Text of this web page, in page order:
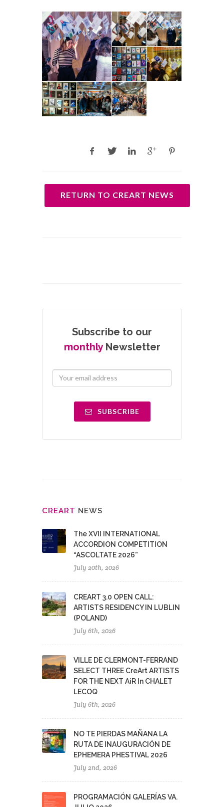
RETURN TO CREART NEWS
Subscribe to our
monthlyNewsletter
SUBSCRIBE
CREART NEWS
The XVII INTERNATIONAL
ACCORDION COMPETITION
“ASCOLTATE 2026”
July 20th, 2026
CREART 3.0 OPEN CALL:
ARTISTS RESIDENCY IN LUBLIN
(POLAND)
July 6th, 2026
VILLE DE CLERMONT-FERRAND
SELECT THREE CreArt ARTISTS
FOR THE NEXT AiR In CHALET
LECOQ
July 6th, 2026
NO TE PIERDAS MAÑANA LA
RUTA DE INAUGURACIÓN DE
EPHEMERA PHESTIVAL 2026
July 2nd, 2026
PROGRAMACIÓN GALERÍAS VA.